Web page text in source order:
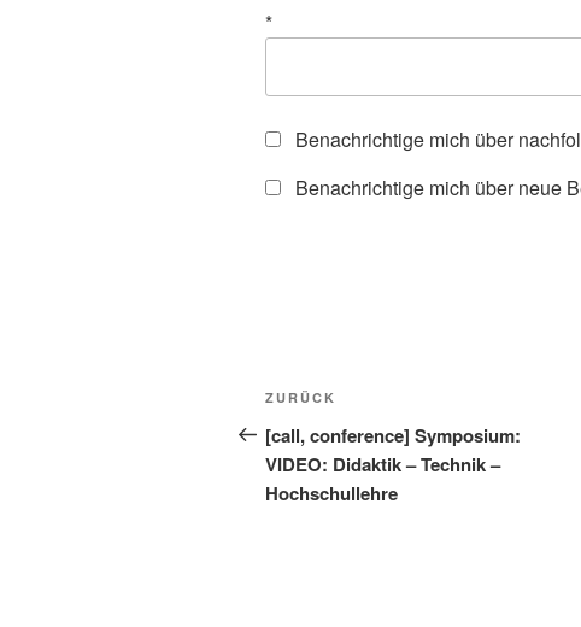
*
Benachrichtige mich über
Benachrichtige mich über neue
Beitragsnavigation
Vorheriger
Beitrag
ZURÜCK
[call, conference] Symposium:
VIDEO: Didaktik – Technik –
Hochschullehre